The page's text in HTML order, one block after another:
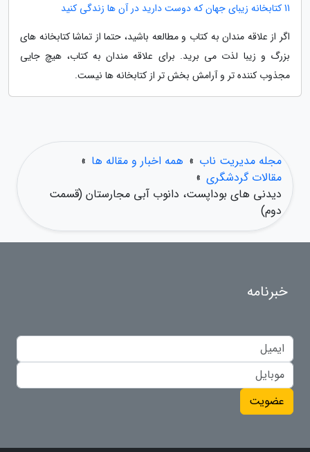
11 کتابخانه زیبای جهان که دوست دارید در آن ها زندگی کنید
اگر از علاقه مندان به کتاب و مطالعه باشید، حتما از تماشا کتابخانه های
بزرگ و زیبا لذت می برید. برای علاقه مندان به کتاب، هیچ جایی
مجذوب کننده تر و آرامش بخش تر از کتابخانه ها نیست.
مجله مدیریت ناب » همه اخبار و مقاله ها »
مقالات گردشگری »
دیدنی های بوداپست، دانوب آبی مجارستان (قسمت
دوم)
خبرنامه
عضویت